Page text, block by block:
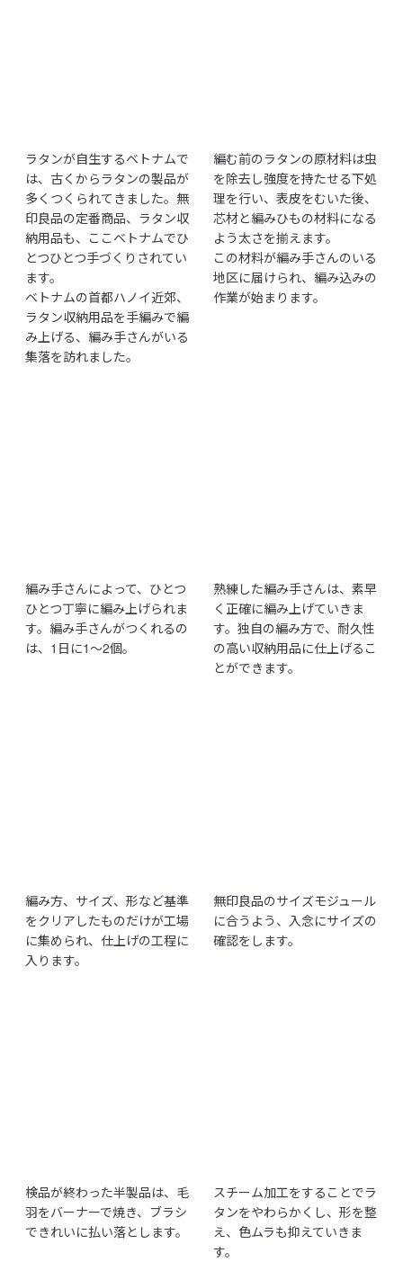
ラタンが自生するベトナムで
は、古くからラタンの製品が
多くつくられてきました。無
印良品の定番商品、ラタン収
納用品も、ここベトナムでひ
とつひとつ手づくりされてい
ます。
ベトナムの首都ハノイ近郊、
ラタン収納用品を手編みで編
み上げる、編み手さんがいる
集落を訪れました。
編む前のラタンの原材料は虫
を除去し強度を持たせる下処
理を行い、表皮をむいた後、
芯材と編みひもの材料になる
よう太さを揃えます。
この材料が編み手さんのいる
地区に届けられ、編み込みの
作業が始まります。
編み手さんによって、ひとつ
ひとつ丁寧に編み上げられま
す。編み手さんがつくれるの
は、1日に1～2個。
熟練した編み手さんは、素早
く正確に編み上げていきま
す。独自の編み方で、耐久性
の高い収納用品に仕上げるこ
とができます。
編み方、サイズ、形など基準
をクリアしたものだけが工場
に集められ、仕上げの工程に
入ります。
無印良品のサイズモジュール
に合うよう、入念にサイズの
確認をします。
検品が終わった半製品は、毛
羽をバーナーで焼き、ブラシ
できれいに払い落とします。
スチーム加工をすることでラ
タンをやわらかくし、形を整
え、色ムラも抑えていきま
す。